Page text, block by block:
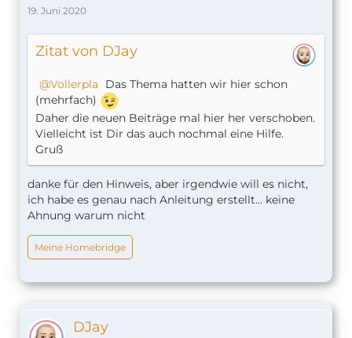
19. Juni 2020
Zitat von DJay
Vollerpla
Das Thema hatten wir hier schon
(mehrfach)
Daher die neuen Beiträge mal hier her verschoben.
Vielleicht ist Dir das auch nochmal eine Hilfe.
Gruß
danke für den Hinweis, aber irgendwie will es nicht,
ich habe es genau nach Anleitung erstellt... keine
Ahnung warum nicht
Meine Homebridge
DJay